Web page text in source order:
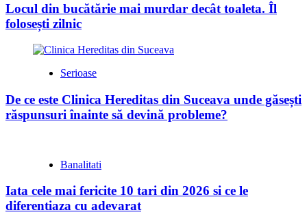
Locul din bucătărie mai murdar decât toaleta. Îl
folosești zilnic
Serioase
De ce este Clinica Hereditas din Suceava unde găsești
răspunsuri înainte să devină probleme?
Banalitati
Iata cele mai fericite 10 tari din 2026 si ce le
diferentiaza cu adevarat